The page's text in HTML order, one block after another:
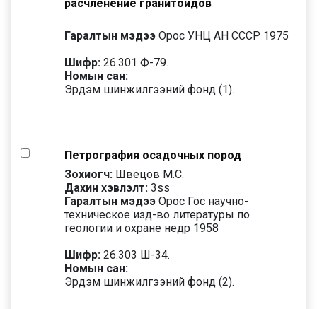
расчленение гранитоидов
Гаралтын мэдээ Орос УНЦ АН СССР 1975
Шифр: 26.301 Ф-79.
Номын сан:
Эрдэм шинжилгээний фонд (1).
Петрография осадочных пород
Зохиогч: Швецов М.С.
Дахин хэвлэлт: 3ss
Гаралтын мэдээ Орос Гос научно-
техническое изд-во литературы по
геологии и охране недр 1958
Шифр: 26.303 Ш-34.
Номын сан:
Эрдэм шинжилгээний фонд (2).